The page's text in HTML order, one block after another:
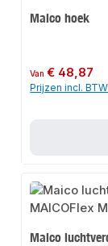
Maico hoek
Normale prijs:
Van€ 48,87
Prijzen incl.
Maico